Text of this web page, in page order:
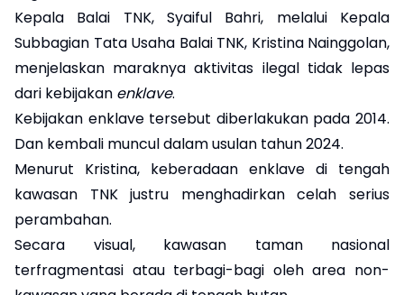
‎Kepala Balai TNK, Syaiful Bahri, melalui Kepala
Subbagian Tata Usaha Balai TNK, Kristina Nainggolan,
menjelaskan maraknya aktivitas ilegal tidak lepas
dari kebijakan enklave.
Kebijakan enklave tersebut diberlakukan pada 2014.
Dan kembali muncul dalam usulan tahun 2024.
‎Menurut Kristina, keberadaan enklave di tengah
kawasan TNK justru menghadirkan celah serius
perambahan.
Secara visual, kawasan taman nasional
terfragmentasi atau terbagi-bagi oleh area non-